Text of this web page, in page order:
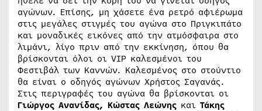
αγώνων. Επίσης, μη χάσετε ένα ρετρό αφιέρωμα
στις μεγάλες στιγμές του αγώνα στο Πριγκιπάτο
και μοναδικές εικόνες από την ατμόσφαιρα στο
λιμάνι, λίγο πριν από την εκκίνηση, όπου θα
βρίσκονται όλοι οι VIP καλεσμένοι του
Φεστιβάλ των Καννών. Καλεσμένος στο στούντιο
θα είναι ο οδηγός αγώνων Χρήστος Σαγανάς.
Στις περιγραφές του αγώνα θα βρίσκονται οι
Γιώργος Ανανίδας, Κώστας Λεώνης και Τάκης